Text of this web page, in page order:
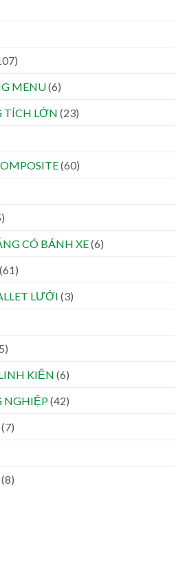
MENU(6)
TÍCH LỚN (23)
(60)
CÓ BÁNH XE(6)
(61)
LƯỚI (3)
KIỆN (6)
NGHIỆP(42)
(7)
(8)